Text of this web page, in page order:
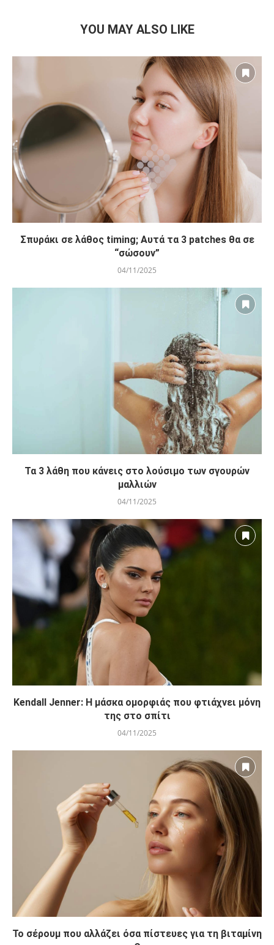
YOU MAY ALSO LIKE
Σπυράκι σε λάθος timing; Αυτά τα 3 patches θα σε
“σώσουν”
04/11/2025
Τα 3 λάθη που κάνεις στο λούσιμο των σγουρών
μαλλιών
04/11/2025
Kendall Jenner: Η μάσκα ομορφιάς που φτιάχνει μόνη
της στο σπίτι
04/11/2025
Το σέρουμ που αλλάζει όσα πίστευες για τη βιταμίνη